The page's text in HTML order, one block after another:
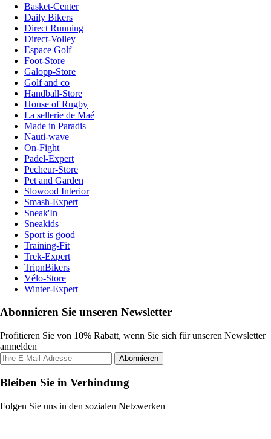
Basket-Center
Daily Bikers
Direct Running
Direct-Volley
Espace Golf
Foot-Store
Galopp-Store
Golf and co
Handball-Store
House of Rugby
La sellerie de Maé
Made in Paradis
Nauti-wave
On-Fight
Padel-Expert
Pecheur-Store
Pet and Garden
Slowood Interior
Smash-Expert
Sneak'In
Sneakids
Sport is good
Training-Fit
Trek-Expert
TripnBikers
Vélo-Store
Winter-Expert
Abonnieren Sie unseren Newsletter
Profitieren Sie von 10% Rabatt, wenn Sie sich für unseren Newsletter
anmelden
Abonnieren
Bleiben Sie in Verbindung
Folgen Sie uns in den sozialen Netzwerken